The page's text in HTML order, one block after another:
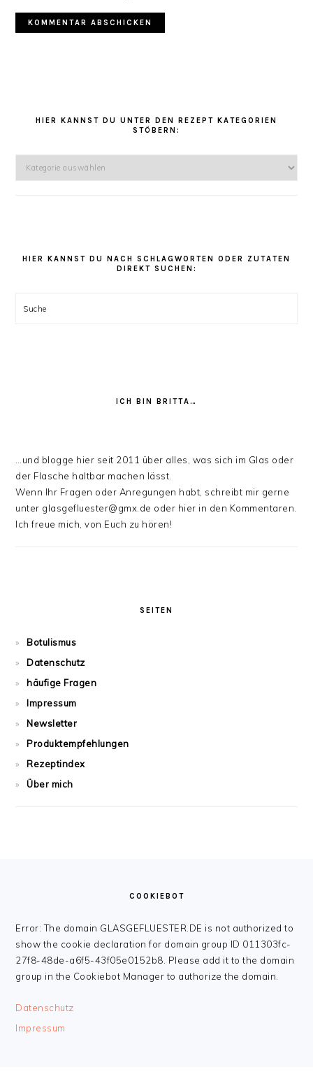
HIER KANNST DU UNTER DEN REZEPT KATEGORIEN
STÖBERN:
Kategorien
HIER KANNST DU NACH SCHLAGWORTEN ODER ZUTATEN
DIREKT SUCHEN:
Suche
ICH BIN BRITTA…
…und blogge hier seit 2011 über alles, was sich im Glas oder
der Flasche haltbar machen lässt.
Wenn Ihr Fragen oder Anregungen habt, schreibt mir gerne
unter glasgefluester@gmx.de oder hier in den Kommentaren.
Ich freue mich, von Euch zu hören!
SEITEN
Botulismus
Datenschutz
häufige Fragen
Impressum
Newsletter
Produktempfehlungen
Rezeptindex
Über mich
COOKIEBOT
Error: The domain GLASGEFLUESTER.DE is not authorized to
show the cookie declaration for domain group ID 011303fc-
27f8-48de-a6f5-43f05e0152b8. Please add it to the domain
group in the Cookiebot Manager to authorize the domain.
Datenschutz
Impressum